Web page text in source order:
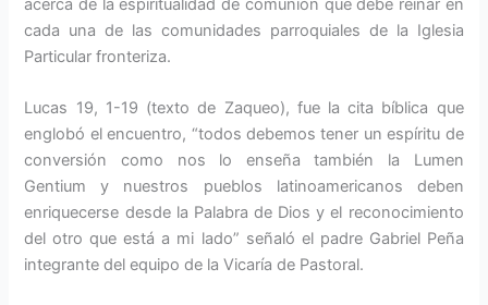
acerca de la espiritualidad de comunión que debe reinar en
cada una de las comunidades parroquiales de la Iglesia
Particular fronteriza.
Lucas 19, 1-19 (texto de Zaqueo), fue la cita bíblica que
englobó el encuentro, “todos debemos tener un espíritu de
conversión como nos lo enseña también la Lumen
Gentium y nuestros pueblos latinoamericanos deben
enriquecerse desde la Palabra de Dios y el reconocimiento
del otro que está a mi lado” señaló el padre Gabriel Peña
integrante del equipo de la Vicaría de Pastoral.